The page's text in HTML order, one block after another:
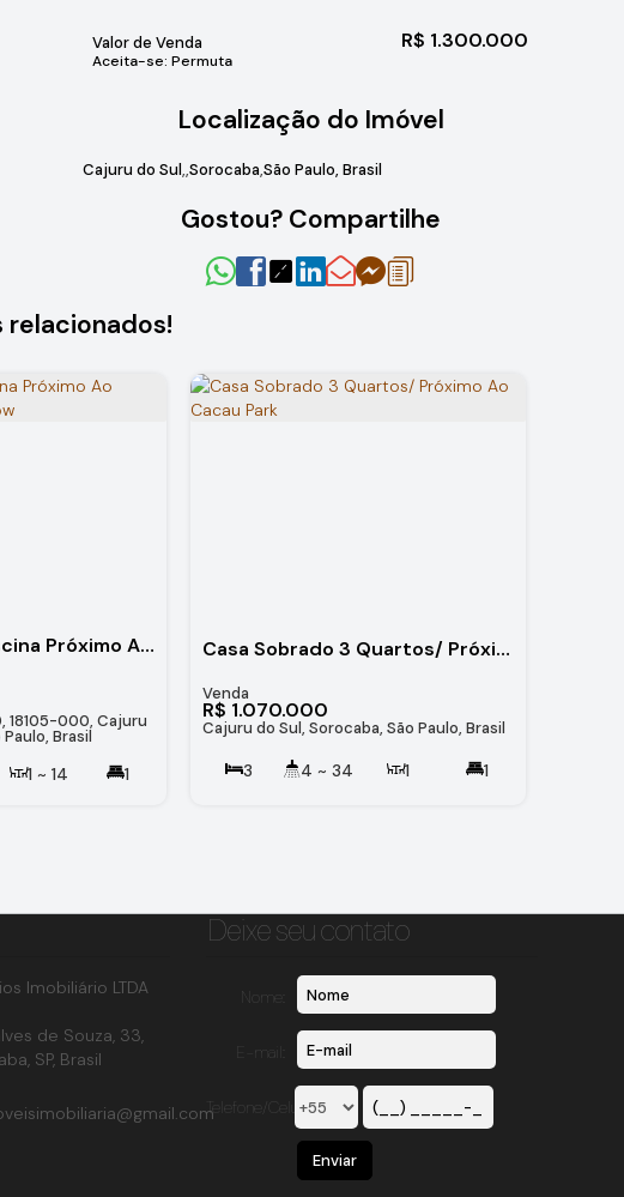
R$ 1.300.000
Valor de Venda
Aceita-se: Permuta
Localização do Imóvel
Cajuru do Sul Sorocaba São Paulo, Brasil
Gostou? Compartilhe
relacionados!
Sobrado com Piscina Próximo Ao Parque da Cacau Show
18105-000, Cajuru
Brasil
1 ~ 14
1
Casa Sobrado 3 Quartos/ Próximo Ao Cacau Park
R$ 1.070.000
Cajuru do Sul, Sorocaba, São Paulo, Brasil
3 4 ~ 34 1
1
Imobiliário LTDA
de Souza, 33,
, SP, Brasil
Deixe seu contato
Nome:
E-mail:
Telefone/Celular: